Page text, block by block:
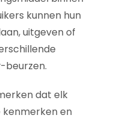
kunnen hun
uitgeven of
dat elk
kenmerken en